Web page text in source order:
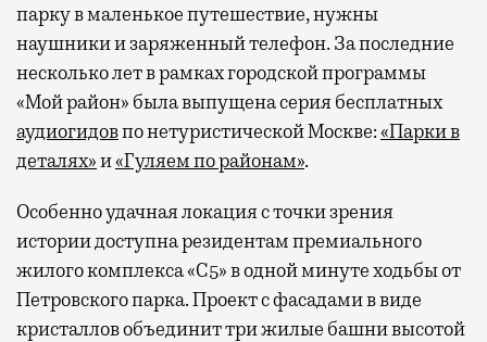
парку в маленькое путешествие, нужны
наушники и заряженный телефон. За последние
несколько лет в рамках городской программы
«Мой район» была выпущена серия бесплатных
аудиогидовпо нетуристической Москве:«Парки в
деталях»и«Гуляем по районам».
Особенно удачная локация с точки зрения
истории доступна резидентам премиального
жилого комплекса «С5»в одной минуте ходьбы от
Петровского парка. Проект с фасадами в виде
кристаллов объединит три жилые башни высотой